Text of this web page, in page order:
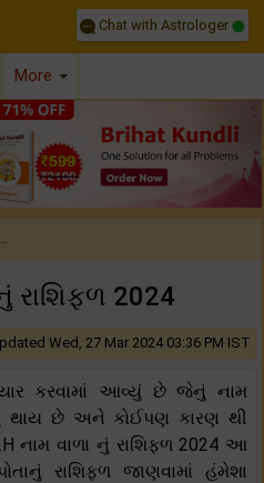
Chat with Astrologer
More
રાશિફળ 2024
Wed, 27 Mar 2024 03:36 PM IST
કરવામાં આવ્યું છે જેનું નામ
થાય છે અને કોઈપણ કારણ થી
નામ વાળા નું રાશિફળ 2024 આ
રાશિફળ જાણવામાં હંમેશા